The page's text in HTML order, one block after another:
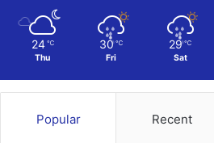
24 ℃
Thu
30 ℃
Fri
29 ℃
Sat
Popular Recent